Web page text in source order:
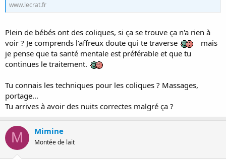
www.lecrat.fr
Plein de bébés ont des coliques, si ça se trouve ça n'a rien à
voir ? Je comprends l'affreux doute qui te traverse
mais
je pense que ta santé mentale est préférable et que tu
continues le traitement.
Tu connais les techniques pour les coliques ? Massages,
portage...
Tu arrives à avoir des nuits correctes malgré ça ?
M Mimine
Montée de lait